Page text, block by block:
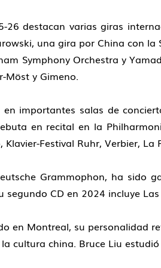
26 destacan varias giras
una gira por China con
Symphony Orchestra y
Möst y Gimeno.
importantes salas de
en recital en la
Festival Ruhr, Verbier,
Grammophon, ha sido
segundo CD en 2024 incluye
en Montreal, su personalidad
cultura china. Bruce Liu